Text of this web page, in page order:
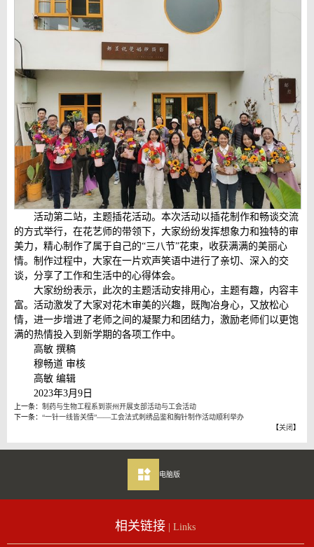
活动第二站，主题插花活动。本次活动以插花制作和畅谈交流
的方式举行，在花艺师的带领下，大家纷纷发挥想象力和独特的审
美力，精心制作了属于自己的“三八节”花束，收获满满的美丽心
情。制作过程中，大家在一片欢声笑语中进行了亲切、深入的交
谈，分享了工作和生活中的心得体会。
大家纷纷表示，此次的主题活动安排用心，主题有趣，内容丰
富。活动激发了大家对花木审美的兴趣，既陶冶身心，又放松心
情，进一步增进了老师之间的凝聚力和团结力，激励老师们以更饱
满的热情投入到新学期的各项工作中。
高敏 撰稿
穆畅道 审核
高敏 编辑
2023年3月9日
上一条： 制药与生物工程系到崇州开展支部活动与工会活动
下一条： “一针一线皆关情”——工会法式刺绣品鉴和胸针制作活动顺利举办
【关闭】
电脑版
相关链接 | Links